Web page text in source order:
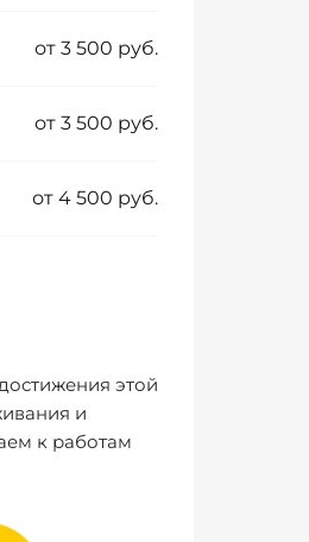
от 3 500 руб.
от 3 500 руб.
от 4 500 руб.
этой
и
к работам